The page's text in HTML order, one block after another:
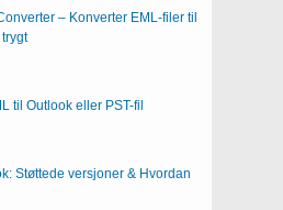
– Konverter EML-filer til
til Outlook eller PST-fil
Støttede versjoner & Hvordan